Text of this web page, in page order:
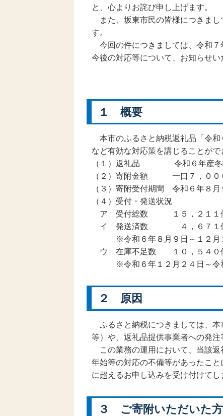
と、心よりお詫び申し上げます。
また、坂東市民の皆様につきまし
す。
今回の件につきましては、令和７
今後の対応等について、お知らせい
１ 概要
本市のふるさと納税返礼品「令和
など有効な対応策を講じることが
（１）返礼品 令和６年産冬眠
（２）寄附金額 一口７，００
（３）寄附受付期間 令和６年８月
（４）受付・発送状況
ア 受付総数 １５，２１１個
イ 発送済数 ４，６７１個（
※令和６年８月９日～１２月
ウ 在庫不足数 １０，５４０個
※令和６年１２月２４日～令和
２ 原因
ふるさと納税につきましては、本
等）や、返礼品提供事業者への発注
この業務の運用において、当該返
年始等の対応の不備等があったこ
に超えるお申し込みを受け付けてし
３ ご寄附いただいた